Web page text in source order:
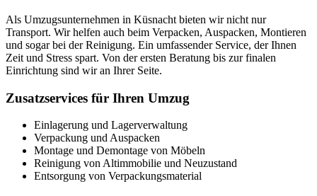
Als Umzugsunternehmen in Küsnacht bieten wir nicht nur
Transport. Wir helfen auch beim Verpacken, Auspacken, Montieren
und sogar bei der Reinigung. Ein umfassender Service, der Ihnen
Zeit und Stress spart. Von der ersten Beratung bis zur finalen
Einrichtung sind wir an Ihrer Seite.
Zusatzservices für Ihren Umzug
Einlagerung und Lagerverwaltung
Verpackung und Auspacken
Montage und Demontage von Möbeln
Reinigung von Altimmobilie und Neuzustand
Entsorgung von Verpackungsmaterial